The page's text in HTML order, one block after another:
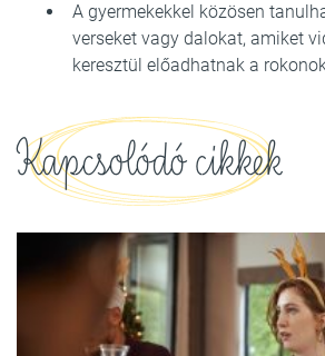
A gyermekekkel közösen
verseket vagy dalokat, amiket
keresztül előadhatnak a
Kapcsolódó cikkek